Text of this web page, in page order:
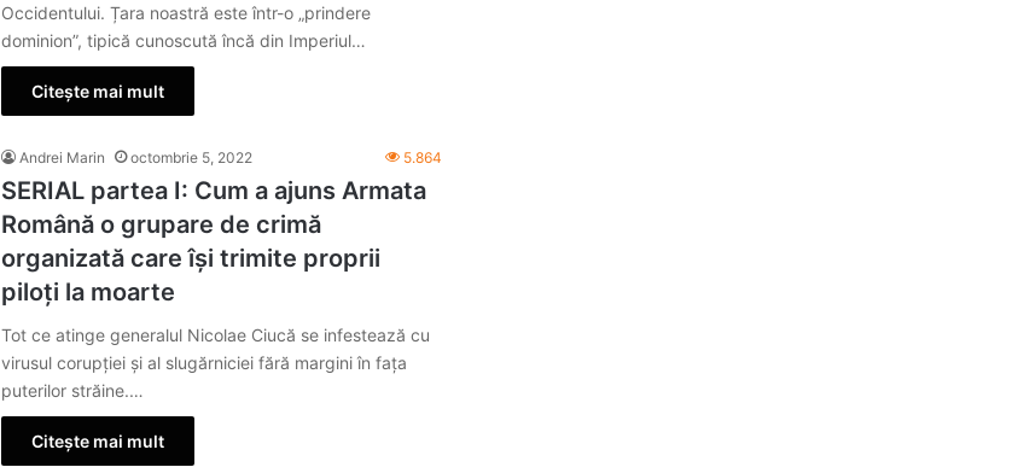
Occidentului. Țara noastră este într-o „prindere
dominion”, tipică cunoscută încă din Imperiul…
Citește mai mult
Andrei Marin octombrie 5, 2022 5.864
SERIAL partea I: Cum a ajuns Armata
Română o grupare de crimă
organizată care își trimite proprii
piloți la moarte
Tot ce atinge generalul Nicolae Ciucă se infestează cu
virusul corupției și al slugărniciei fără margini în fața
puterilor străine.…
Citește mai mult